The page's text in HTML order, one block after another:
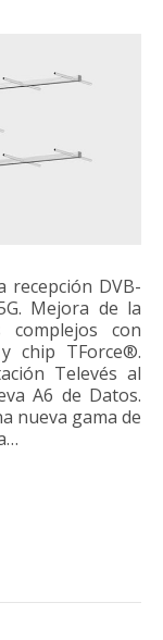
recepción DVB-
Mejora de la
con
chip TForce®.
Televés al
A6 de Datos.
nueva gama de